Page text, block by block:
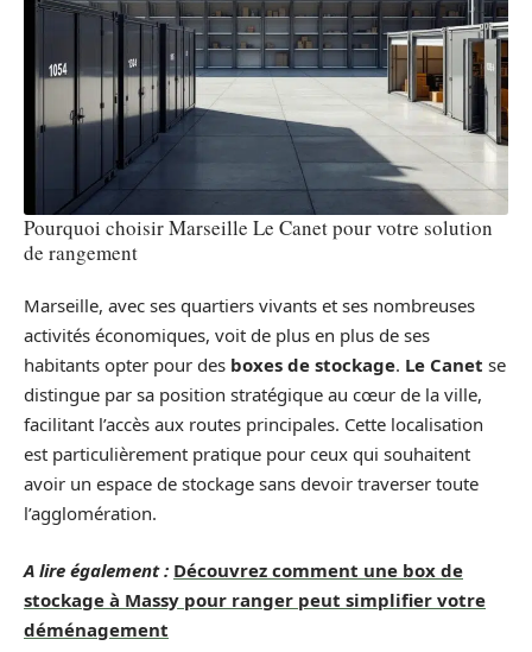
Pourquoi choisir Marseille Le Canet pour votre solution
de rangement
Marseille, avec ses quartiers vivants et ses nombreuses
activités économiques, voit de plus en plus de ses
habitants opter pour des boxes de stockage. Le Canet se
distingue par sa position stratégique au cœur de la ville,
facilitant l’accès aux routes principales. Cette localisation
est particulièrement pratique pour ceux qui souhaitent
avoir un espace de stockage sans devoir traverser toute
l’agglomération.
A lire également : Découvrez comment une box de
stockage à Massy pour ranger peut simplifier votre
déménagement